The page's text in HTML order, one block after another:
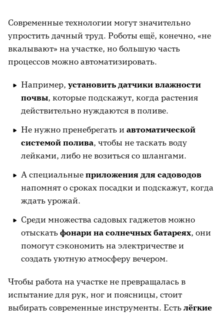
Современные технологии могут значительно
упростить дачный труд. Роботы ещё, конечно, «не
вкалывают» на участке, но большую часть
процессов можно автоматизировать.
Например, установить датчики влажности
почвы, которые подскажут, когда растения
действительно нуждаются в поливе.
Не нужно пренебрегать и автоматической
системой полива, чтобы не таскать воду
лейками, либо не возиться со шлангами.
А специальные приложения для садоводов
напомнят о сроках посадки и подскажут, когда
ждать урожай.
Среди множества садовых гаджетов можно
отыскать фонари на солнечных батареях, они
помогут сэкономить на электричестве и
создать уютную атмосферу вечером.
Чтобы работа на участке не превращалась в
испытание для рук, ног и поясницы, стоит
выбирать современные инструменты. Есть лёгкие